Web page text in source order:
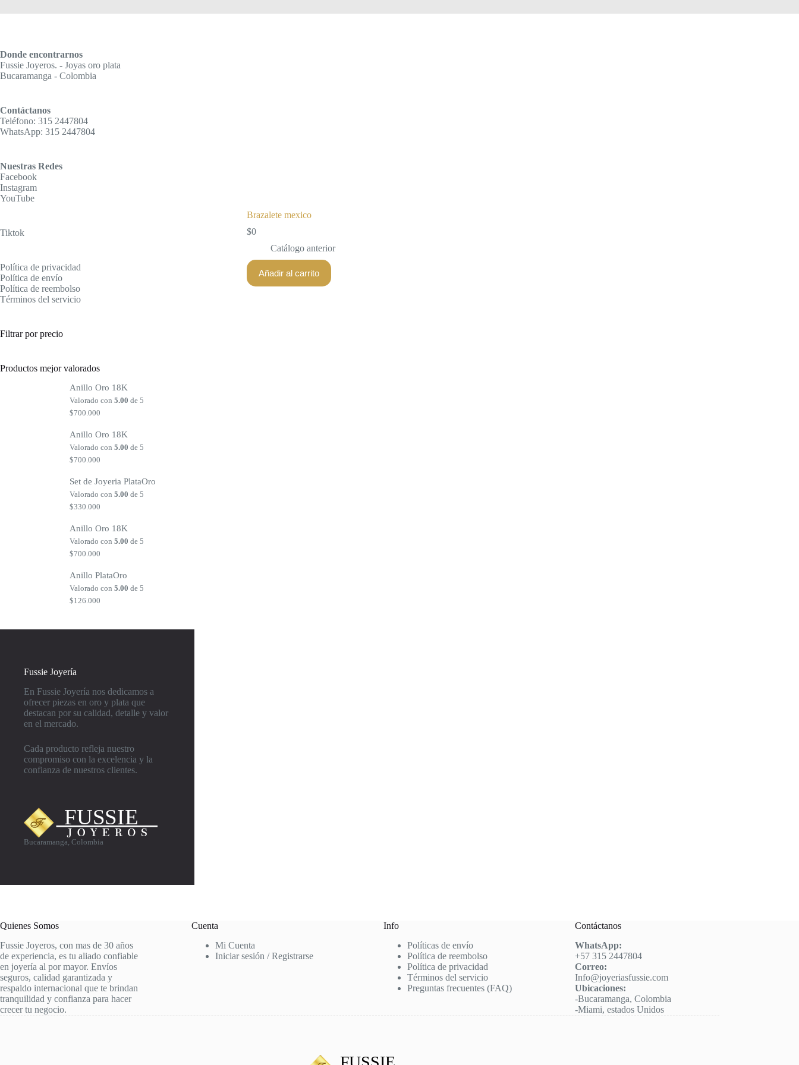
Brazalete mexico
$0
Catálogo anterior
Añadir al carrito
Donde encontrarnos
Fussie Joyeros. - Joyas oro plata
Bucaramanga - Colombia
Contáctanos
Teléfono: 315 2447804
WhatsApp: 315 2447804
Nuestras Redes
Facebook
Instagram
YouTube
Tiktok
Política de privacidad
Política de envío
Política de reembolso
Términos del servicio
Filtrar por precio
Productos mejor valorados
Anillo Oro 18K
Valorado con5.00 de 5
$700.000
Anillo Oro 18K
Valorado con5.00 de 5
$700.000
Set de Joyeria PlataOro
Valorado con5.00 de 5
$330.000
Anillo Oro 18K
Valorado con5.00 de 5
$700.000
Anillo PlataOro
Valorado con5.00 de 5
$126.000
Fussie Joyería
En Fussie Joyería nos dedicamos a
ofrecer piezas en oro y plata que
destacan por su calidad, detalle y valor
en el mercado.
Cada producto refleja nuestro
compromiso con la excelencia y la
confianza de nuestros clientes.
Bucaramanga, Colombia
Quienes Somos
Fussie Joyeros, con mas de 30 años
de experiencia, es tu aliado confiable
en joyería al por mayor. Envíos
seguros, calidad garantizada y
respaldo internacional que te brindan
tranquilidad y confianza para hacer
crecer tu negocio.
Cuenta
Mi Cuenta
Iniciar sesión / Registrarse
Info
Políticas de envío
Política de reembolso
Política de privacidad
Términos del servicio
Preguntas frecuentes (FAQ)
Contáctanos
WhatsApp:
+57 315 2447804
Correo:
Info@joyeriasfussie.com
Ubicaciones:
-Bucaramanga, Colombia
-Miami, estados Unidos